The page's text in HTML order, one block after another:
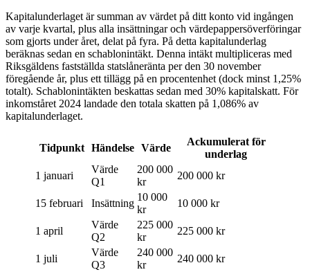
Kapitalunderlaget är summan av värdet på ditt konto vid ingången
av varje kvartal, plus alla insättningar och värdepappersöverföringar
som gjorts under året, delat på fyra. På detta kapitalunderlag
beräknas sedan en schablonintäkt. Denna intäkt multipliceras med
Riksgäldens fastställda statslåneränta per den 30 november
föregående år, plus ett tillägg på en procentenhet (dock minst 1,25%
totalt). Schablonintäkten beskattas sedan med 30% kapitalskatt. För
inkomståret 2024 landade den totala skatten på 1,086% av
kapitalunderlaget.
Tidpunkt Händelse Värde
Ackumulerat för
underlag
1 januari
Värde
Q1
200 000
kr
200 000 kr
15 februari Insättning
10 000
kr
10 000 kr
1 april
Värde
Q2
225 000
kr
225 000 kr
1 juli
Värde
Q3
240 000
kr
240 000 kr